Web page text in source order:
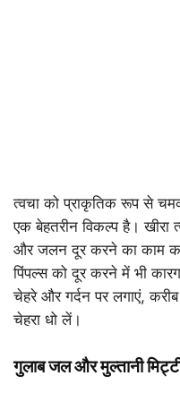
त्वचा को प्राकृतिक रूप से
एक बेहतरीन विकल्प है। खीरा
और जलन दूर करने का काम
पिंपल्स को दूर करने में भी
चेहरे और गर्दन पर लगाएं,
चेहरा धो लें।
गुलाब जल और मुल्तानी